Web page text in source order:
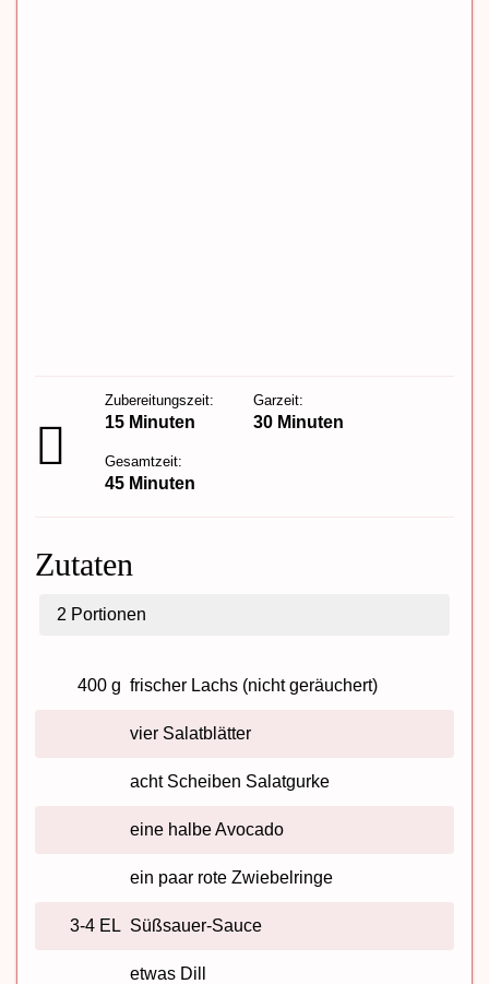
Zubereitungszeit:
15 Minuten
Garzeit:
30 Minuten
Gesamtzeit:
45 Minuten
Zutaten
2 Portionen
400 g frischer Lachs (nicht geräuchert)
vier Salatblätter
acht Scheiben Salatgurke
eine halbe Avocado
ein paar rote Zwiebelringe
3-4 EL Süßsauer-Sauce
etwas Dill